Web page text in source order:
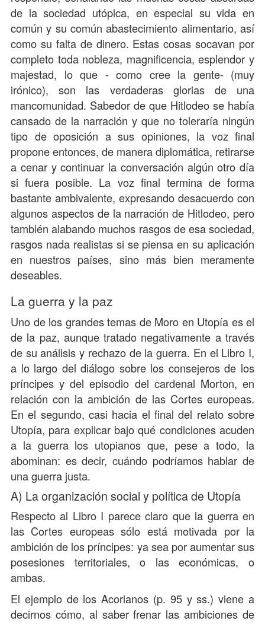
de la sociedad utópica, en especial su vida en
común y su común abastecimiento alimentario, así
como su falta de dinero. Estas cosas socavan por
completo toda nobleza, magnificencia, esplendor y
majestad, lo que - como cree la gente- (muy
irónico), son las verdaderas glorias de una
mancomunidad. Sabedor de que Hitlodeo se había
cansado de la narración y que no toleraría ningún
tipo de oposición a sus opiniones, la voz final
propone entonces, de manera diplomática, retirarse
a cenar y continuar la conversación algún otro día
si fuera posible. La voz final termina de forma
bastante ambivalente, expresando desacuerdo con
algunos aspectos de la narración de Hitlodeo, pero
también alabando muchos rasgos de esa sociedad,
rasgos nada realistas si se piensa en su aplicación
en nuestros países, sino más bien meramente
deseables.
La guerra y la paz
Uno de los grandes temas de Moro en Utopía es el
de la paz, aunque tratado negativamente a través
de su análisis y rechazo de la guerra. En el Libro I,
a lo largo del diálogo sobre los consejeros de los
príncipes y del episodio del cardenal Morton, en
relación con la ambición de las Cortes europeas.
En el segundo, casi hacia el final del relato sobre
Utopía, para explicar bajo qué condiciones acuden
a la guerra los utopianos que, pese a todo, la
abominan: es decir, cuándo podríamos hablar de
una guerra justa.
A) La organización social y política de Utopía
Respecto al Libro I parece claro que la guerra en
las Cortes europeas sólo está motivada por la
ambición de los príncipes: ya sea por aumentar sus
posesiones territoriales, o las económicas, o
ambas.
El ejemplo de los Acorianos (p. 95 y ss.) viene a
decirnos cómo, al saber frenar las ambiciones de